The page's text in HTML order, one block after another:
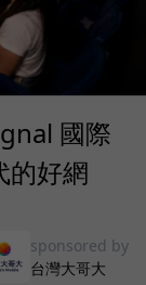
國際
的好網
sponsored by
台灣大哥大